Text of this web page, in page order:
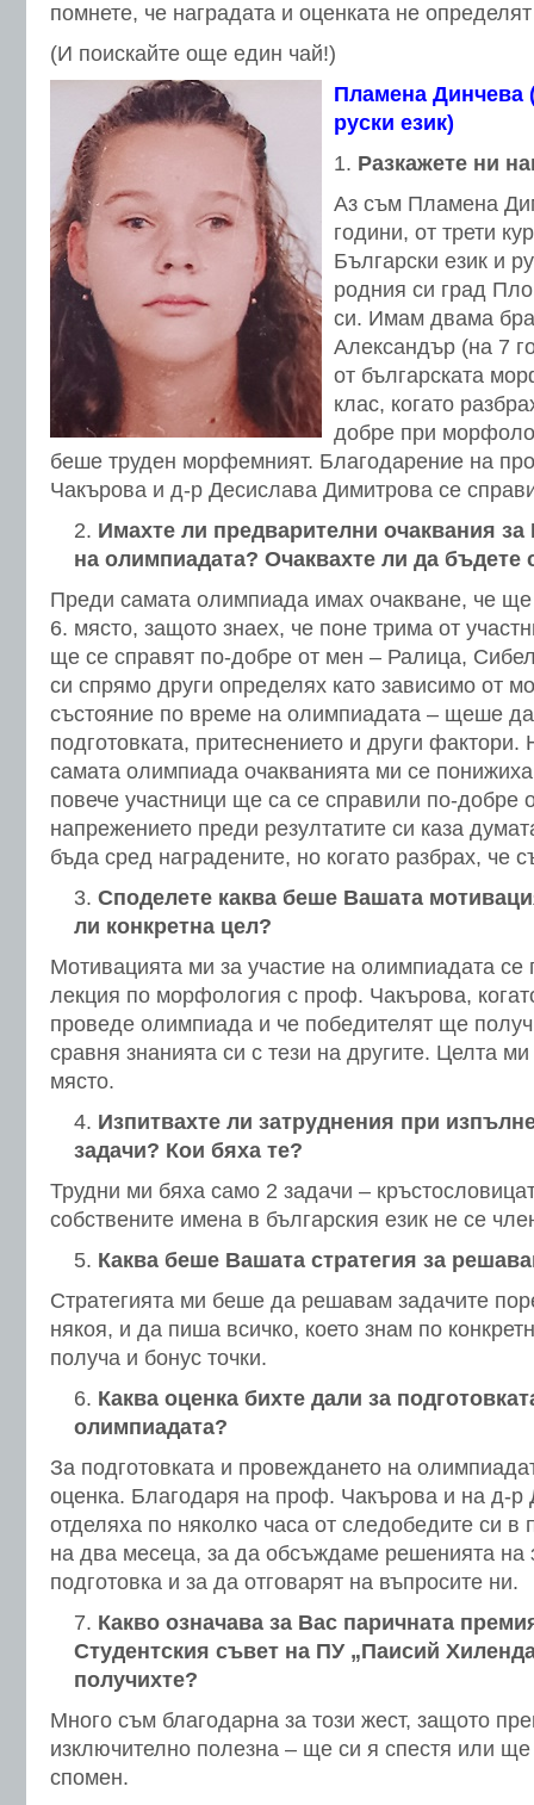
помнете, че наградата и оценката не
(И поискайте още един чай!)
Пламена Динчева
руски език)
Разкажете ни
Аз съм Пламена
години, от трети
Български език и
родния си град
си. Имам двама
Александър (на 7
от българската
клас, когато
добре при
беше труден морфемният. Благодарение на
Чакърова и д-р Десислава Димитрова се
Имахте ли предварителни очаквания
на олимпиадата? Очаквахте ли да бъдете
Преди самата олимпиада имах очакване, че
6. място, защото знаех, че поне трима от
ще се справят по-добре от мен – Ралица,
си спрямо други определях като зависимо от
състояние по време на олимпиадата – щеше да
подготовката, притеснението и други
самата олимпиада очакванията ми се
повече участници ще са се справили по-добре
напрежението преди резултатите си каза
бъда сред наградените, но когато разбрах, че
Споделете каква беше Вашата
ли конкретна цел?
Мотивацията ми за участие на олимпиадата
лекция по морфология с проф. Чакърова,
проведе олимпиада и че победителят ще
сравня знанията си с тези на другите. Целта
място.
Изпитвахте ли затруднения при
задачи? Кои бяха те?
Трудни ми бяха само 2 задачи –
собствените имена в българския език не се
Каква беше Вашата стратегия за
Стратегията ми беше да решавам задачите
някоя, и да пиша всичко, което знам по
получа и бонус точки.
Каква оценка бихте дали за
олимпиадата?
За подготовката и провеждането на
оценка. Благодаря на проф. Чакърова и на д-р
отделяха по няколко часа от следобедите си в
на два месеца, за да обсъждаме решенията на
подготовка и за да отговарят на въпросите ни.
Какво означава за Вас паричната
Студентския съвет на ПУ „Паисий
получихте?
Много съм благодарна за този жест, защото
изключително полезна – ще си я спестя или
спомен.